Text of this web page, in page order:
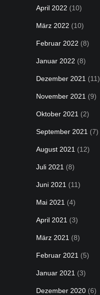
April 2022 (10)
März 2022 (10)
Februar 2022 (8)
Januar 2022 (8)
Dezember 2021 (11)
November 2021 (9)
Oktober 2021 (2)
September 2021 (7)
August 2021 (12)
Juli 2021 (8)
Juni 2021 (11)
Mai 2021 (4)
April 2021 (3)
März 2021 (8)
Februar 2021 (5)
Januar 2021 (3)
Dezember 2020 (6)